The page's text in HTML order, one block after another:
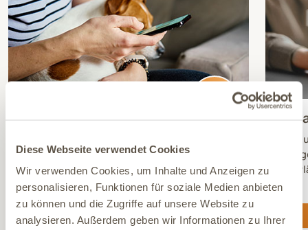
Diese Webseite verwendet Cookies
Wir verwenden Cookies, um Inhalte und Anzeigen zu
personalisieren, Funktionen für soziale Medien anbieten
zu können und die Zugriffe auf unsere Website zu
analysieren. Außerdem geben wir Informationen zu Ihrer
einfach per WhatsApp. Unser Team hilft Dir
persönlich und meldet sich zeitnah bei Dir
zurück.
WhatsApp Nachricht senden
E-